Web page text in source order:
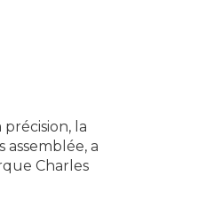
la
a
Charles